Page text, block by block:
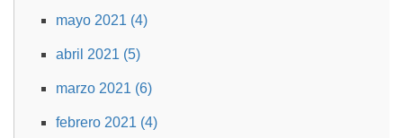
mayo 2021 (4)
abril 2021 (5)
marzo 2021 (6)
febrero 2021 (4)